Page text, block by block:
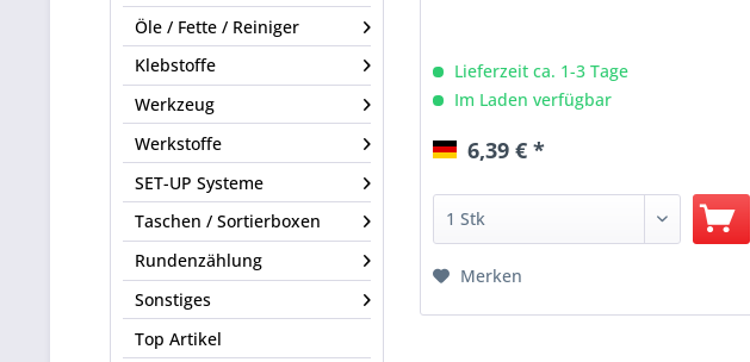
Öle / Fette / Reiniger
Klebstoffe
Werkzeug
Werkstoffe
SET-UP Systeme
Taschen / Sortierboxen
Rundenzählung
Sonstiges
Top Artikel
Lieferzeit ca. 1-3 Tage
Im Laden verfügbar
6,39 € *
Merken